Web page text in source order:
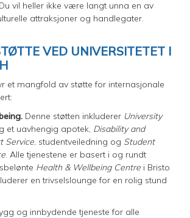
vil heller ikke være langt unna en av
attraksjoner og handlegater.
VED UNIVERSITETET I
et mangfold av støtte for internasjonale
Denne støtten inkluderer University
et uavhengig apotek, Disability and
Service , studentveiledning og Student
. Alle tjenestene er basert i og rundt
Health & Wellbeing Centre i Bristo
en trivselslounge for en rolig stund
og innbydende tjeneste for alle